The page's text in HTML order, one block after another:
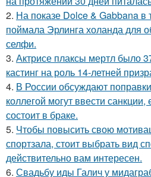
2. На показе Dolce & Gabbana в
поймала Эрлинга холанда для
селфи.
3. Актрисе плаксы мертл было
кастинг на роль 14-летней
4. В России обсуждают
коллегой могут ввести
состоит в браке.
5. Чтобы повысить свою
спортзала, стоит выбрать вид
действительно вам интересен.
6. Свадьбу иды Галич у